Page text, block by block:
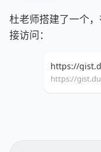
杜老师搭建了一个
接访问：
https://
https://